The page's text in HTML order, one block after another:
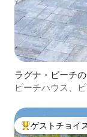
ラグナ・ビーチ
ビーチハウス、
大好評のゲスト
ゲストチョイ